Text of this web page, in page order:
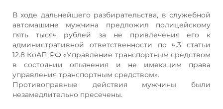
В ходе дальнейшего разбирательства, в служебной
автомашине мужчина предложил полицейскому
пять тысяч рублей за не привлечения его к
административной ответственности по ч.3 статьи
12.8 КоАП РФ «Управление транспортным средством
в состоянии опьянения и не имеющим права
управления транспортным средством».
Противоправные действия мужчины были
незамедлительно пресечены.